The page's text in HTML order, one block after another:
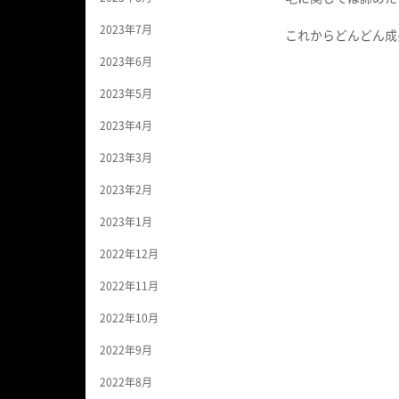
2023年7月
2023年6月
2023年5月
2023年4月
2023年3月
2023年2月
2023年1月
2022年12月
2022年11月
2022年10月
2022年9月
2022年8月
これからどんどん